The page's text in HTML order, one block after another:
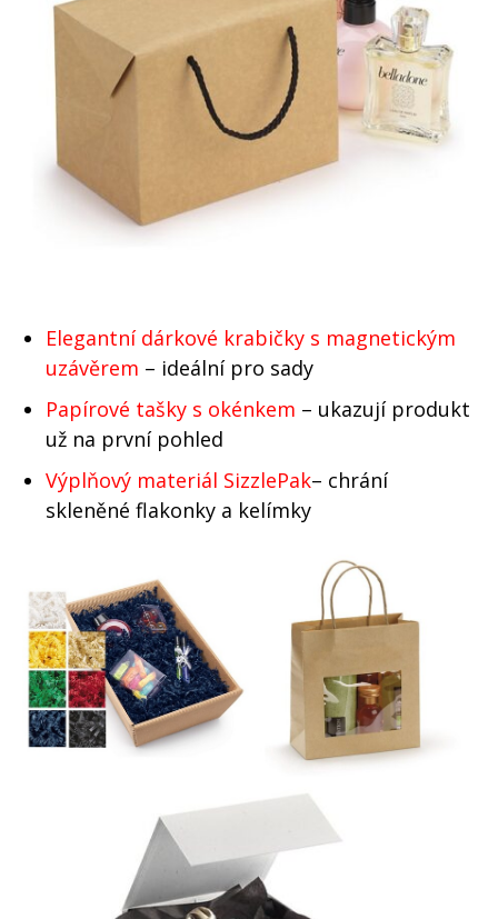
Elegantní dárkové krabičky s magnetickým
uzávěrem – ideální pro sady
Papírové tašky s okénkem – ukazují produkt
už na první pohled
Výplňový materiál SizzlePak– chrání
skleněné flakonky a kelímky